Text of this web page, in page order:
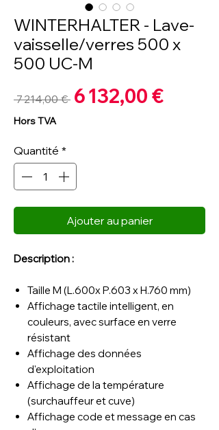
WINTERHALTER - Lave-
vaisselle/verres 500 x
500 UC-M
7 214,00 € Prix
6 132,00 €
Hors TVA
Quantité *
Ajouter au panier
Description :
Taille M (L.600x P.603 x H.760 mm)
Affichage tactile intelligent, en
couleurs, avec surface en verre
résistant
Affichage des données
d'exploitation
Affichage de la température
(surchauffeur et cuve)
Affichage code et message en cas